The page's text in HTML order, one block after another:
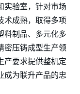
实验室，针对市场
术成熟，取得多项
料制品、多元化多
密压铸成型生产领
产要求提供整机定
成为联升产品的忠